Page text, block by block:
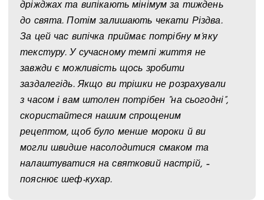
дріжджах та випікають мінімум за тиждень
до свята. Потім залишають чекати Різдва.
За цей час випічка приймає потрібну м’яку
текстуру. У сучасному темпі життя не
завжди є можливість щось зробити
заздалегідь. Якщо ви трішки не розрахували
з часом і вам штолен потрібен “на сьогодні”,
скористайтеся нашим спрощеним
рецептом, щоб було менше мороки й ви
могли швидше насолодитися смаком та
налаштуватися на святковий настрій, –
пояснює шеф-кухар.